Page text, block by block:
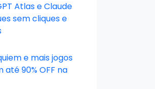
Atlas e Claude
sem cliques e
e mais jogos
90% OFF na